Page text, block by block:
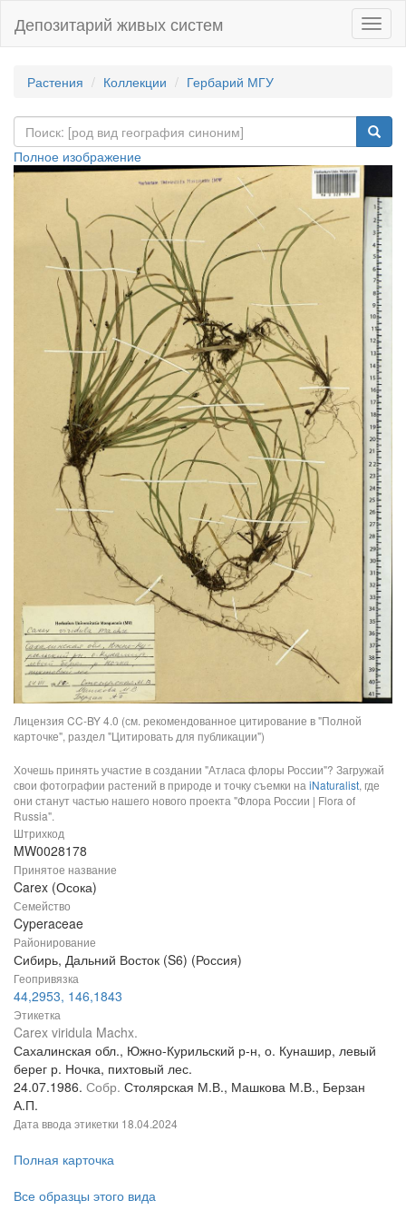
Депозитарий живых систем
Растения Коллекции Гербарий МГУ
Полное изображение
Лицензия CC-BY 4.0 (см. рекомендованное цитирование в "Полной
карточке", раздел "Цитировать для публикации")
Хочешь принять участие в создании "Атласа флоры России"? Загружай
свои фотографии растений в природе и точку съемки на iNaturalist, где
они станут частью нашего нового проекта "Флора России | Flora of
Russia".
Штрихкод
MW0028178
Принятое название
Carex (Осока)
Семейство
Cyperaceae
Районирование
Сибирь, Дальний Восток (S6) (Россия)
Геопривязка
44,2953, 146,1843
Этикетка
Carex viridula Machx.
Сахалинская обл., Южно-Курильский р-н, о. Кунашир, левый
берег р. Ночка, пихтовый лес.
24.07.1986. Собр. Столярская М.В., Машкова М.В., Берзан
А.П.
Дата ввода этикетки 18.04.2024
Полная карточка
Все образцы этого вида